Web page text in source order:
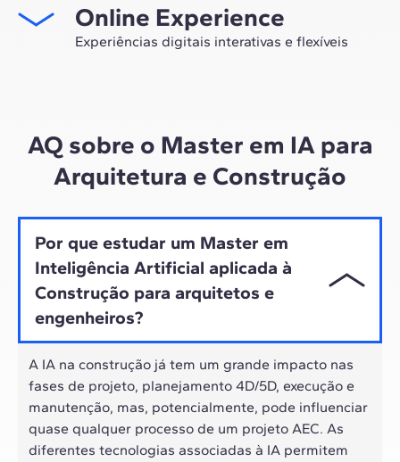
e construção.
master, nós lhe acompanhamos para que você tenha
uma visão crítica e 360º do seu futuro como
especialista no setor.
Online Experience
Experiências digitais interativas e flexíveis
híbrido dos profissionais de hoje.
AQ sobre o Master em IA para
Arquitetura e Construção
Por que estudar um Master em
Inteligência Artificial aplicada à
Construção para arquitetos e
engenheiros?
A IA na construção já tem um grande impacto nas
fases de projeto, planejamento 4D/5D, execução e
manutenção, mas, potencialmente, pode influenciar
quase qualquer processo de um projeto AEC. As
diferentes tecnologias associadas à IA permitem